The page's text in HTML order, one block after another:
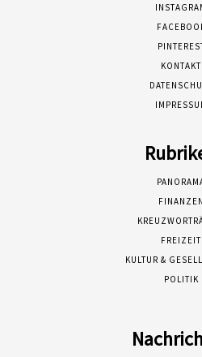
KONTAKT
FINANZEN
FREIZEIT
KULTUR &
POLITIK